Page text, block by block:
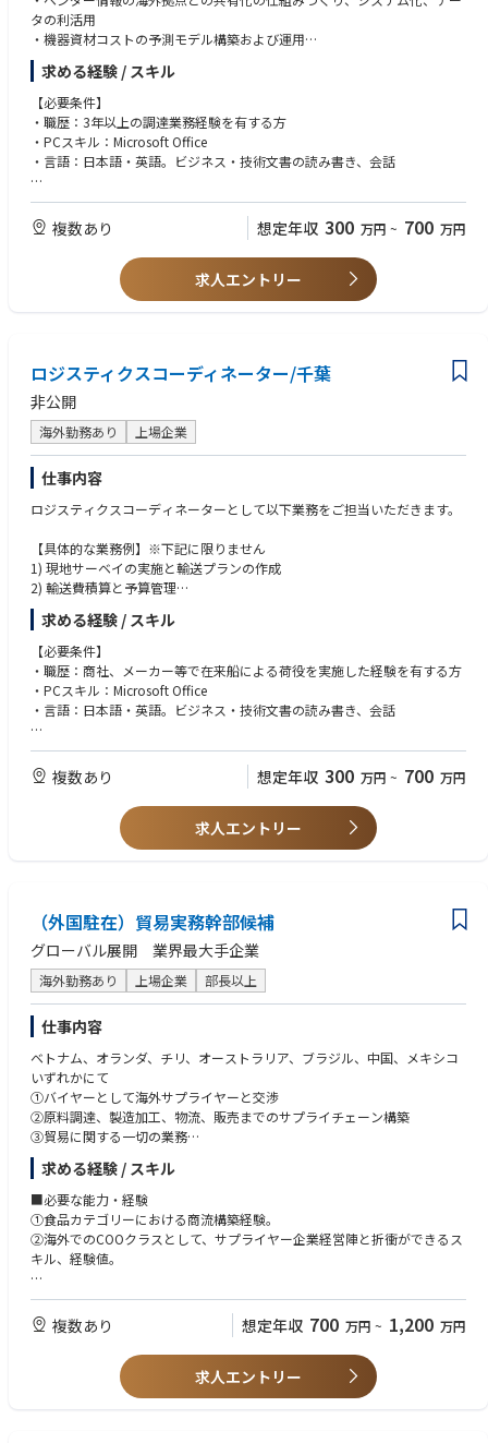
タの利活用
・機器資材コストの予測モデル構築および運用
・ベンダー情報の定点観測、評価、feedbackなどベンダーマネジメント
【具体的な業務例】※下記に限りません
1) ベンダー情報の海外拠点との共有化業務の標準化の仕組みづくり、シス
テム化およびデータの利活用の推進
2) ベンダーリストの整備、管理および新規ベンダー開拓を主導
3) ベンダー情報の定点観測、評価およびベンダへの定期的feedbackの実
4) 機器資材コスト予測モデルの構築タスクへの参加とコスト予測モデルの
運用
5) 発注統計分析を主導
6) サプライチェーンマネジメントタスクへの参加とルール作り
7) DXの活用による生産性の向上の仕組み構築および運用
求める経験 / スキル
【必要条件】
・職歴：3年以上の調達業務経験を有する方
・PCスキル：Microsoft Office
・言語：日本語・英語。ビジネス・技術文書の読み書き、会話
【歓迎条件】
・職歴：海外調達経験を有する方
・言語：TOEIC730点以上
4) 専門以外の分野にも広く知的好奇心をお持ちの方
複数あり 想定年収 300 万円 ~ 700 万円
求人エントリー
ロジスティクスコーディネーター/千葉
非公開
海外勤務あり 上場企業
仕事内容
ロジスティクスコーディネーターとして以下業務をご担当いただきます。
【具体的な業務例】※下記に限りません
1) 現地サーベイの実施と輸送プランの作成
2) 輸送費積算と予算管理
3) 船会社・輸送会社・Forwarderとの引き合い、価格交渉、契約、その作
業管理
4) Vendor、当社検査・工程・サイト工事部門等との調整作業
5) 船積み書類・L/C買取書類作成
6) 輸出許可取得、通関、免税申請
求める経験 / スキル
【必要条件】
・職歴：商社、メーカー等で在来船による荷役を実施した経験を有する方
・PCスキル：Microsoft Office
・言語：日本語・英語。ビジネス・技術文書の読み書き、会話
【歓迎条件】
・職歴：重量物輸送に関わる計画実施の経験を有する方
・言語：TOEIC700点以上
・資格：国際複合輸送士
3) 協調性がある方
4) 専門以外の分野にも広く知的好奇心をお持ちの方
複数あり 想定年収 300 万円 ~ 700 万円
求人エントリー
（外国駐在）貿易実務幹部候補
グローバル展開 業界最大手企業
海外勤務あり 上場企業 部長以上
仕事内容
ベトナム、オランダ、チリ、オーストラリア、ブラジル、中国、メキシコ
いずれかにて
①バイヤーとして海外サプライヤーと交渉
②原料調達、製造加工、物流、販売までのサプライチェーン構築
③貿易に関する一切の業務
④新規ビジネスの組成力
※③に関してはご入社後に学んでいただきます。
求める経験 / スキル
■必要な能力・経験
①食品カテゴリーにおける商流構築経験。
②海外でのCOOクラスとして、サプライヤー企業経営陣と折衝ができるス
キル、経験値。
■必要なスキル・資格
①TOEIC 800点以上
②チリ希望者はビジネススペイン語必須
③ブラジル希望者はビジネスポルトガル語必須
④中国希望者は中国語ビジネスレベル必須
複数あり 想定年収 700 万円 ~ 1,200 万円
求人エントリー